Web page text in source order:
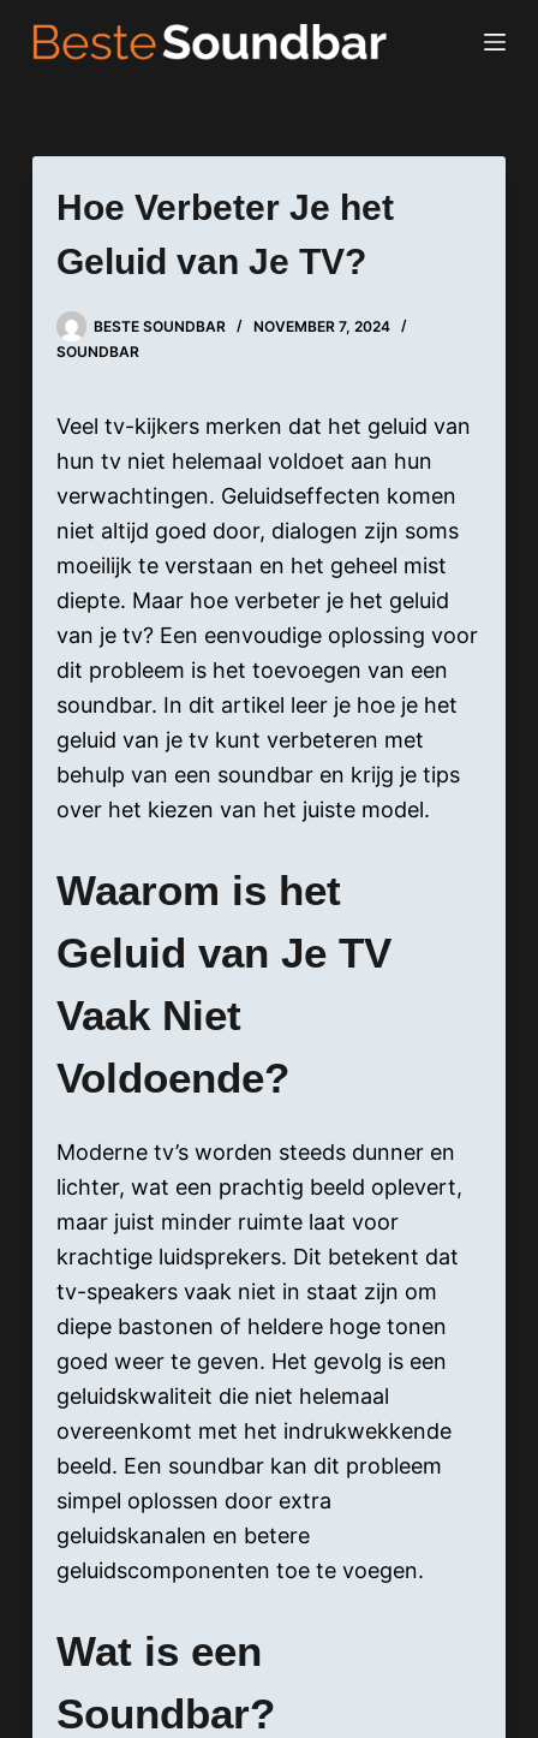
Hoe Verbeter Je het
Geluid van Je TV?
BESTE SOUNDBAR
NOVEMBER 7, 2024
SOUNDBAR
Veel tv-kijkers merken dat het geluid van
hun tv niet helemaal voldoet aan hun
verwachtingen. Geluidseffecten komen
niet altijd goed door, dialogen zijn soms
moeilijk te verstaan en het geheel mist
diepte. Maar hoe verbeter je het geluid
van je tv? Een eenvoudige oplossing voor
dit probleem is het toevoegen van een
soundbar. In dit artikel leer je hoe je het
geluid van je tv kunt verbeteren met
behulp van een soundbar en krijg je tips
over het kiezen van het juiste model.
Waarom is het
Geluid van Je TV
Vaak Niet
Voldoende?
Moderne tv’s worden steeds dunner en
lichter, wat een prachtig beeld oplevert,
maar juist minder ruimte laat voor
krachtige luidsprekers. Dit betekent dat
tv-speakers vaak niet in staat zijn om
diepe bastonen of heldere hoge tonen
goed weer te geven. Het gevolg is een
geluidskwaliteit die niet helemaal
overeenkomt met het indrukwekkende
beeld. Een soundbar kan dit probleem
simpel oplossen door extra
geluidskanalen en betere
geluidscomponenten toe te voegen.
Wat is een
Soundbar?